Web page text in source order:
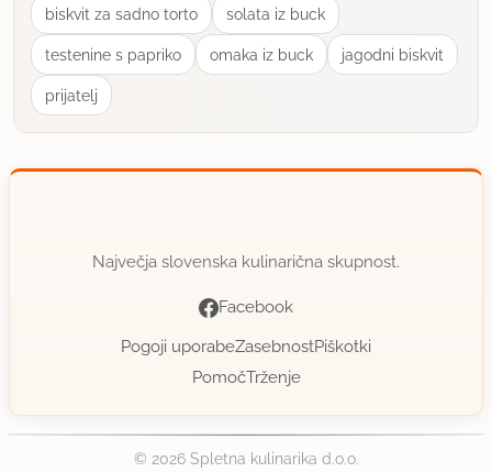
biskvit za sadno torto solata iz buck
testenine s papriko omaka iz buck jagodni biskvit
prijatelj
Največja slovenska kulinarična skupnost.
Facebook
Pogoji uporabeZasebnostPiškotki
PomočTrženje
© 2026 Spletna kulinarika d.o.o.